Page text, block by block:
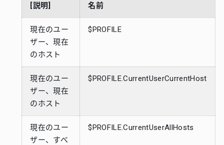
[説明] 名前
現在のユー
ザー、現在
のホスト
$PROFILE
現在のユー
ザー、現在
のホスト
$PROFILE.CurrentUserCurrentHost
現在のユー
ザー、すべ
$PROFILE.CurrentUserAllHosts